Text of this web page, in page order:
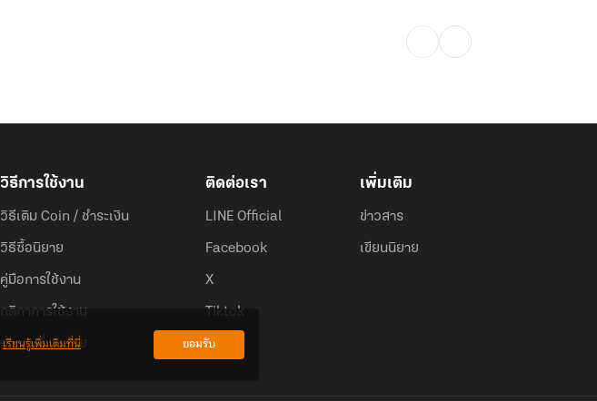
วิธีการใช้งาน
วิธีเติม Coin / ชำระเงิน
วิธีซื้อนิยาย
คู่มือการใช้งาน
กติกาการใช้งาน
คำถามที่พบบ่อย
ติดต่อเรา
LINE Official
Facebook
X
Tiktok
เพิ่มเติม
ข่าวสาร
เขียนนิยาย
เรียนรู้เพิ่มเติมที่นี่ ยอมรับ